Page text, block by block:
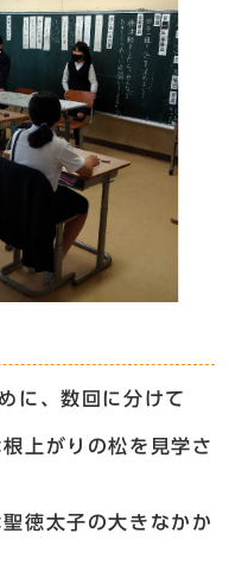
に、数回に分けて
上がりの松を見学さ
徳太子の大きなかか